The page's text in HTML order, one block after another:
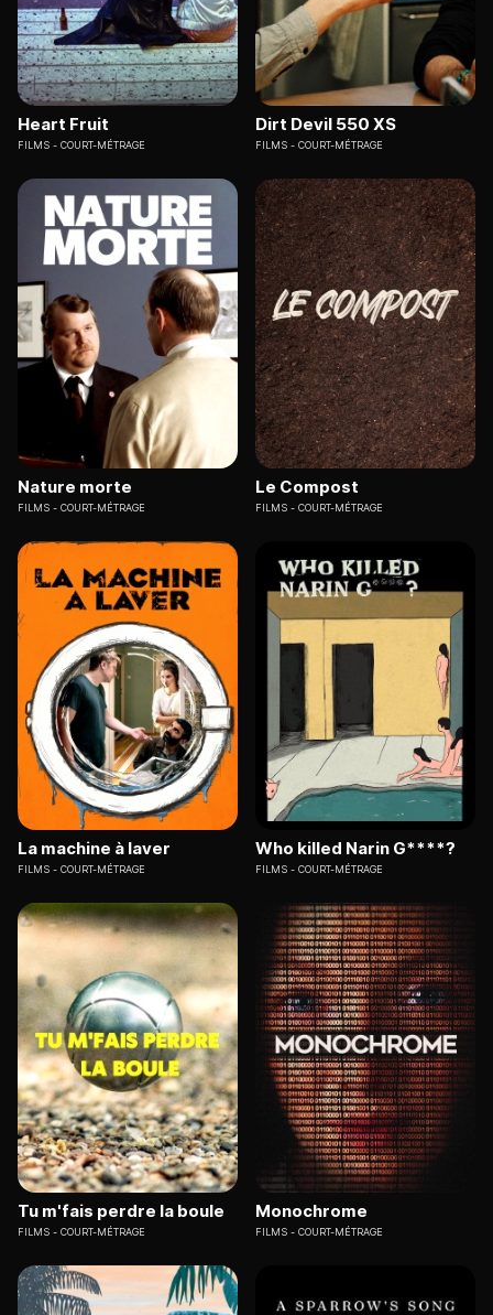
Heart Fruit
FILMS COURT-MÉTRAGE
Dirt Devil 550 XS
FILMS COURT-MÉTRAGE
Nature morte
FILMS COURT-MÉTRAGE
Le Compost
FILMS COURT-MÉTRAGE
La machine à laver
FILMS COURT-MÉTRAGE
Who killed Narin G****?
FILMS COURT-MÉTRAGE
Tu m'fais perdre la boule
FILMS COURT-MÉTRAGE
Monochrome
FILMS COURT-MÉTRAGE